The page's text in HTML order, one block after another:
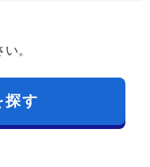
。
探す